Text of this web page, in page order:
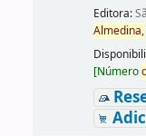
Editora:
Almedina,
[Número